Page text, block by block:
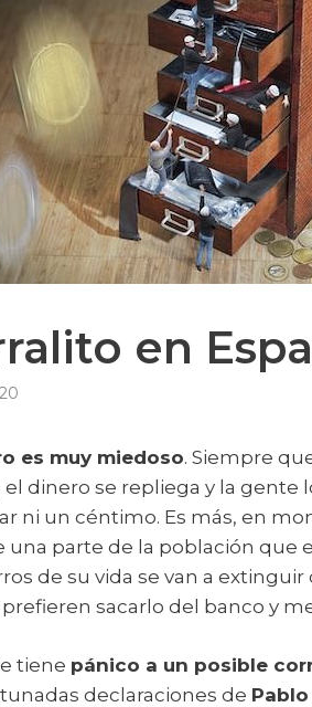
en
es muy miedoso. Siempre
dinero se repliega y la gente
ni un céntimo. Es más, en
una parte de la población que
de su vida se van a
sacarlo del banco y
tiene pánico a un posible
declaraciones de